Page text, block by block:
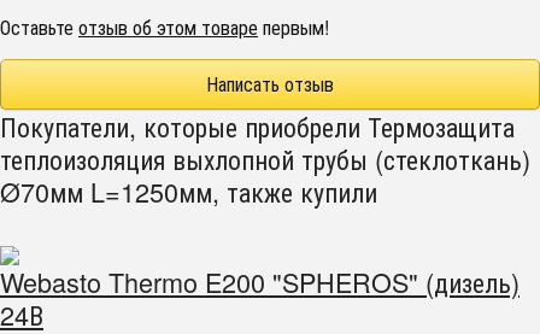
Оставьтеотзыв об этом товарепервым!
Написать отзыв
Покупатели, которые приобрели Термозащита
теплоизоляция выхлопной трубы (стеклоткань)
Ø70мм L=1250мм, также купили
Webasto Thermo E200 "SPHEROS" (дизель)
24В